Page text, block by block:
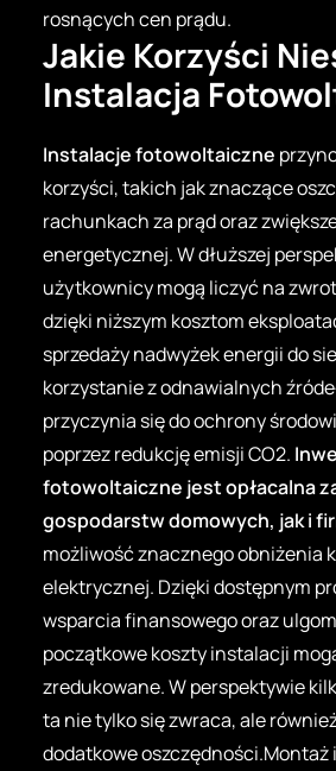
rosnących cen prądu.
Jakie Korzyści
Instalacja
Instalacje fotowoltaiczne
korzyści, takich jak znaczące
rachunkach za prąd oraz
energetycznej. W dłuższej
użytkownicy mogą liczyć na
dzięki niższym kosztom
sprzedaży nadwyżek energii do
korzystanie z odnawialnych
przyczynia się do ochrony
poprzez redukcję emisji CO2.
fotowoltaiczne jest opłacalna
gospodarstw domowych, jak i
możliwość znacznego obniżenia
elektrycznej. Dzięki dostępnym
wsparcia finansowego oraz
początkowe koszty instalacji
zredukowane. W perspektywie
ta nie tylko się zwraca, ale
dodatkowe